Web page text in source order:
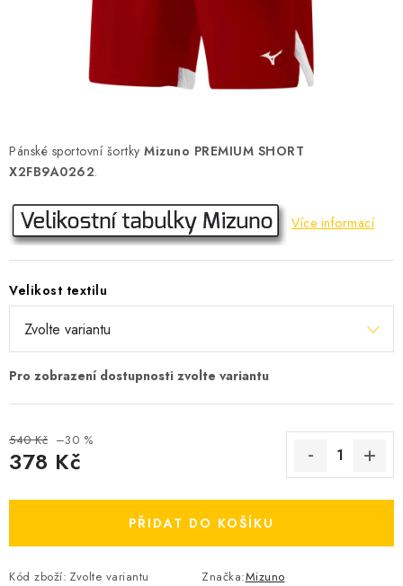
BOTY DĚTSKÉ
VÝŽIVA
MEGA SLEVY
NOVINKY
NOVINKY MIZUNO
NOVINKY INOV-8
ZNAČKY
Moje objednávka
Jak vyměnit nebo vrátit zboží
Jak reklamovat
Obchodní podmínky
Velikostní tabulky
Pánské sportovní šortky Mizuno PREMIUM SHORT
X2FB9A0262.
Více informací
Velikost textilu
540 Kč –30 %
378 Kč
PŘIDAT DO KOŠÍKU
Kód zboží: Zvolte variantu Značka:Mizuno